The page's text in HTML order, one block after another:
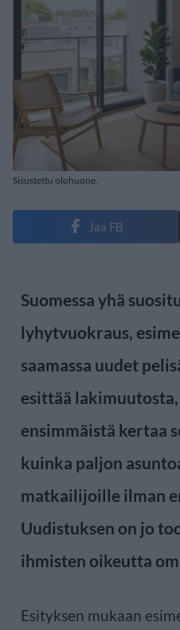
Sisustettu olohuone.
Jaa FB
Suomessa yhä
lyhytvuokraus,
saamassa uudet
esittää
ensimmäistä kertaa
kuinka paljon
matkailijoille ilman
Uudistuksen on jo
ihmisten oikeutta
Esityksen mukaan